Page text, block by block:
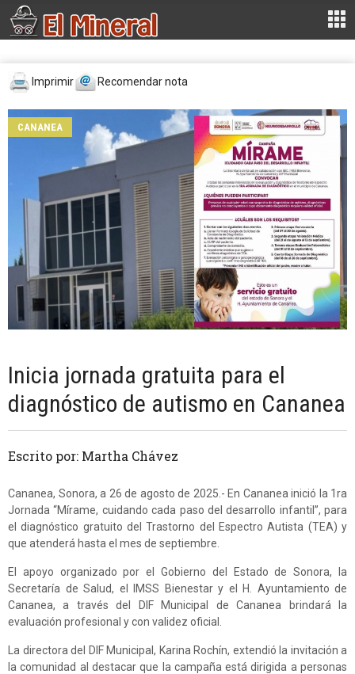
Imprimir Recomendar nota
CANANEA
Inicia jornada gratuita para el
diagnóstico de autismo en Cananea
Escrito por: Martha Chávez
Cananea, Sonora, a 26 de agosto de 2025.- En Cananea inició la 1ra
Jornada “Mírame, cuidando cada paso del desarrollo infantil”, para
el diagnóstico gratuito del Trastorno del Espectro Autista (TEA) y
que atenderá hasta el mes de septiembre.
El apoyo organizado por el Gobierno del Estado de Sonora, la
Secretaría de Salud, el IMSS Bienestar y el H. Ayuntamiento de
Cananea, a través del DIF Municipal de Cananea brindará la
evaluación profesional y con validez oficial.
La directora del DIF Municipal, Karina Rochín, extendió la invitación a
la comunidad al destacar que la campaña está dirigida a personas